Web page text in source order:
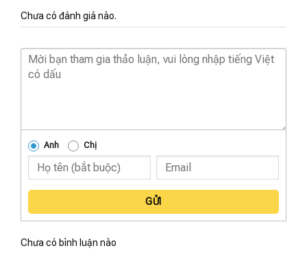
Chưa có đánh giá nào.
Anh Chị
GỬI
Chưa có bình luận nào